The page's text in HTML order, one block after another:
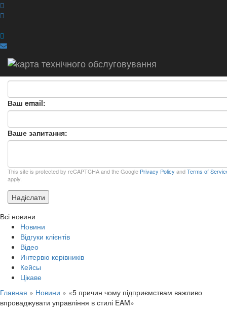
ЗАДАТИ ПИТАННЯ
ЗАДАТИ ПИТАННЯ
Ваш email:
Ваше запитання:
This site is protected by reCAPTCHA and the Google Privacy Policy andTerms of
apply.
Надіслати
Всі новини
Новини
Відгуки клієнтів
Відео
Интервю керівників
Кейсы
Цікаве
Главная » Новини » «5 причин чому підприємствам важливо
впроваджувати управління в стилі EAM»